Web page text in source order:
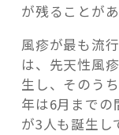
が残ることがあ
風疹が最も流
は、先天性風
生し、そのう
年は6月までの
が3人も誕生し